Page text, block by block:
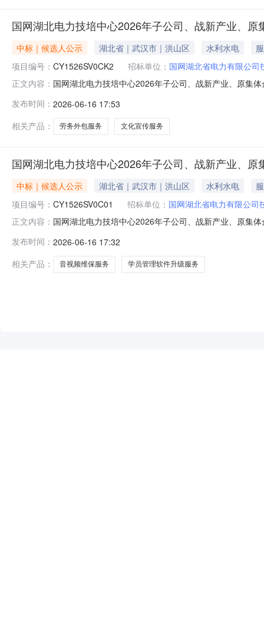
国网湖北电力技培中心2026年子公司、战新产业、
中标｜候选人公示 湖北省｜武汉市｜洪山区 水利水电
项目编号： CY1526SV0CK2 招标单位： 国网湖北省电力有限公司
正文内容： 国网湖北电力技培中心2026年子公司、战新产业、原集
司招标人：国网湖北省电力有限公司技术培训中心（武汉
发布时间： 2026-06-16 17:53
相关产品：
劳务外包服务 文化宣传服务
国网湖北电力技培中心2026年子公司、战新产业、
中标｜候选人公示 湖北省｜武汉市｜洪山区 水利水电
项目编号： CY1526SV0C01 招标单位： 国网湖北省电力有限公司
正文内容： 国网湖北电力技培中心2026年子公司、战新产业、原集
司招标人：国网湖北省电力有限公司技术培训中心（武汉
发布时间： 2026-06-16 17:32
相关产品：
音视频维保服务 学员管理软件升级服务